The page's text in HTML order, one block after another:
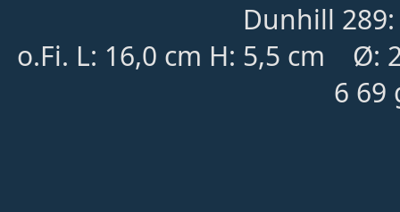
Dunhill
o.Fi. L: 16,0 cm H: 5,5 cm
	Ø
:
6 69